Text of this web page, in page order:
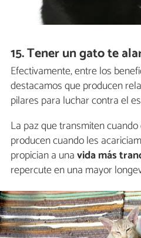
15. Tener un gato te
Efectivamente, entre los
destacamos que producen
pilares para luchar contra el
La paz que transmiten
producen cuando les
propician a unavida más
repercute en una mayor